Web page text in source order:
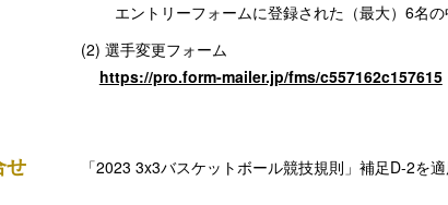
エントリーフォームに登録された（最大）6名の
選手変更フォーム
https://pro.form-mailer.jp/fms/c557162c157615
せ 「2023 3x3バスケットボール競技規則」補足D-2を